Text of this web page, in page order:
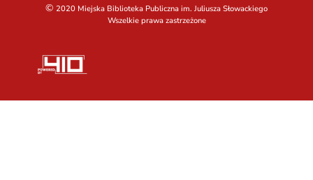
© 2020 Miejska Biblioteka Publiczna im. Juliusza Słowackiego
Wszelkie prawa zastrzeżone